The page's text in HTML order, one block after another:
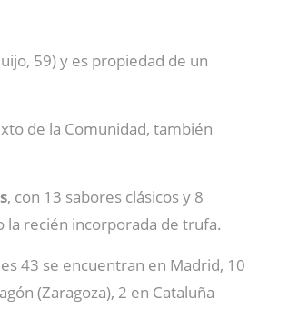
59) y es propiedad de un
de la Comunidad, también
, con 13 sabores clásicos y 8
la recién incorporada de trufa.
43 se encuentran en Madrid, 10
(Zaragoza), 2 en Cataluña